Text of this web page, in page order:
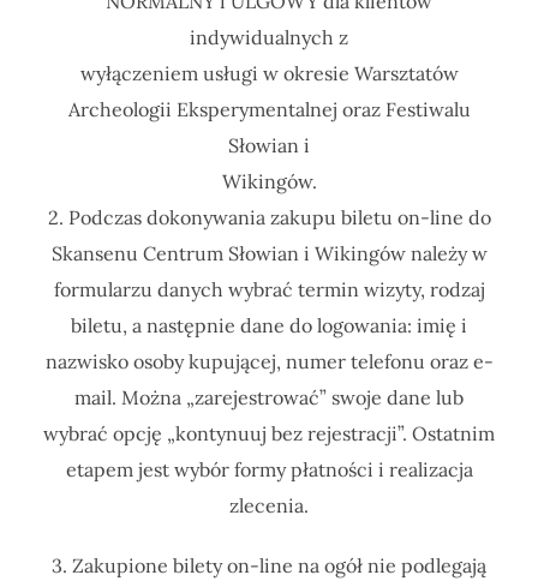
indywidualnych z
wyłączeniem usługi w okresie Warsztatów
Archeologii Eksperymentalnej oraz Festiwalu
Słowian i
Wikingów.
2. Podczas dokonywania zakupu biletu on-line do
Skansenu Centrum Słowian i Wikingów należy w
formularzu danych wybrać termin wizyty, rodzaj
biletu, a następnie dane do logowania: imię i
nazwisko osoby kupującej, numer telefonu oraz e-
mail. Można „zarejestrować” swoje dane lub
wybrać opcję „kontynuuj bez rejestracji”. Ostatnim
etapem jest wybór formy płatności i realizacja
zlecenia.
3. Zakupione bilety on-line na ogół nie podlegają